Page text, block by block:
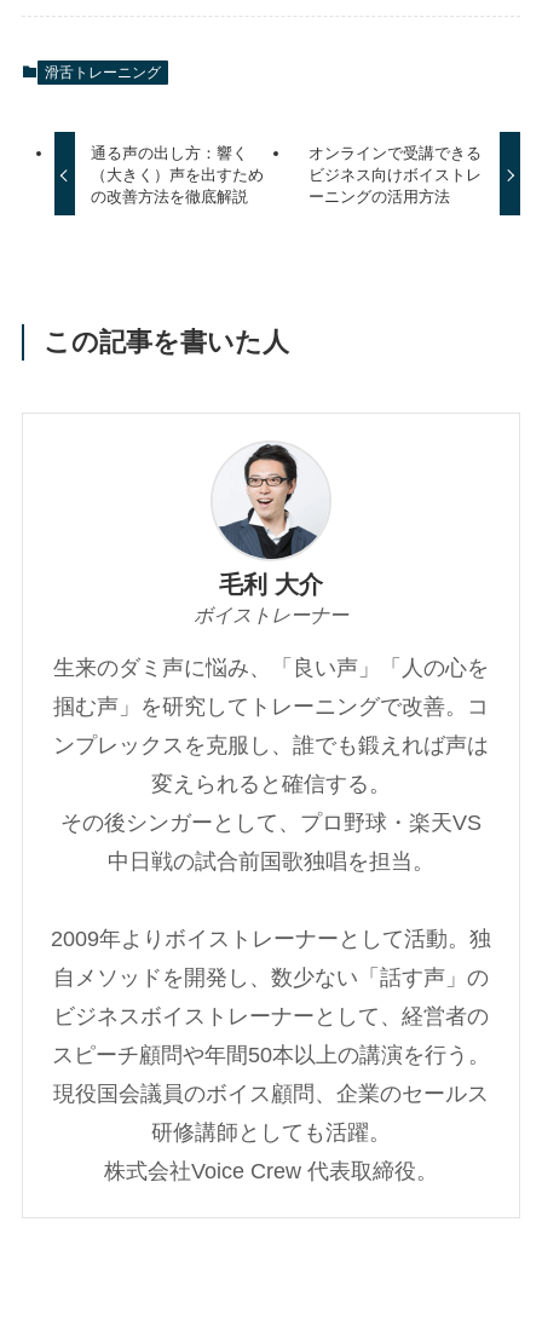
滑舌トレーニング
通る声の出し方：響く
（大きく）声を出すため
の改善方法を徹底解説
オンラインで受講できる
ビジネス向けボイストレ
ーニングの活用方法
この記事を書いた人
毛利 大介
ボイストレーナー
生来のダミ声に悩み、「良い声」「人の心を
掴む声」を研究してトレーニングで改善。コ
ンプレックスを克服し、誰でも鍛えれば声は
変えられると確信する。
その後シンガーとして、プロ野球・楽天VS
中日戦の試合前国歌独唱を担当。
2009年よりボイストレーナーとして活動。独
自メソッドを開発し、数少ない「話す声」の
ビジネスボイストレーナーとして、経営者の
スピーチ顧問や年間50本以上の講演を行う。
現役国会議員のボイス顧問、企業のセールス
研修講師としても活躍。
株式会社Voice Crew 代表取締役。